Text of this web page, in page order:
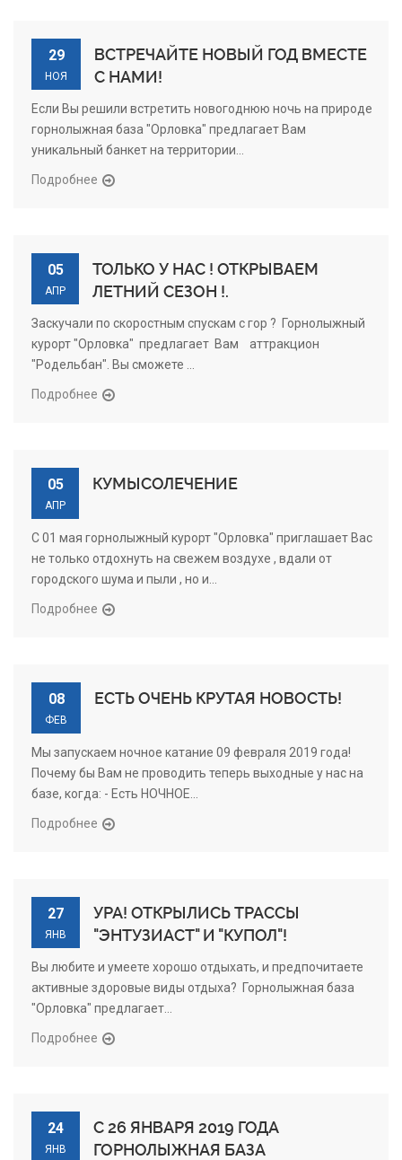
29
НОЯ
ВСТРЕЧАЙТЕ НОВЫЙ ГОД ВМЕСТЕ
С НАМИ!
Если Вы решили встретить новогоднюю ночь на природе
горнолыжная база "Орловка" предлагает Вам
уникальный банкет на территории...
Подробнее
05
АПР
ТОЛЬКО У НАС ! ОТКРЫВАЕМ
ЛЕТНИЙ СЕЗОН !.
Заскучали по скоростным спускам с гор ? Горнолыжный
курорт "Орловка" предлагает Вам аттракцион
"Родельбан". Вы сможете ...
Подробнее
05
АПР
КУМЫСОЛЕЧЕНИЕ
С 01 мая горнолыжный курорт "Орловка" приглашает Вас
не только отдохнуть на свежем воздухе , вдали от
городского шума и пыли , но и...
Подробнее
08
ФЕВ
ЕСТЬ ОЧЕНЬ КРУТАЯ НОВОСТЬ!
Мы запускаем ночное катание 09 февраля 2019 года!
Почему бы Вам не проводить теперь выходные у нас на
базе, когда: - Есть НОЧНОЕ...
Подробнее
27
ЯНВ
УРА! ОТКРЫЛИСЬ ТРАССЫ
"ЭНТУЗИАСТ" И "КУПОЛ"!
Вы любите и умеете хорошо отдыхать, и предпочитаете
активные здоровые виды отдыха? Горнолыжная база
"Орловка" предлагает...
Подробнее
24
ЯНВ
C 26 ЯНВАРЯ 2019 ГОДА
ГОРНОЛЫЖНАЯ БАЗА